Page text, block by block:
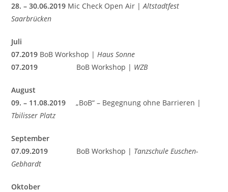
28. – 30.06.2019 Mic Check Open Air |Altstadtfest
Saarbrücken
Juli
07.2019 BoB Workshop | Haus Sonne
07.2019 BoB Workshop | WZB
August
09. – 11.08.2019„BoB“ – Begegnung ohne Barrieren |
Tbilisser Platz
September
07.09.2019 BoB Workshop | Tanzschule Euschen-
Gebhardt
Oktober